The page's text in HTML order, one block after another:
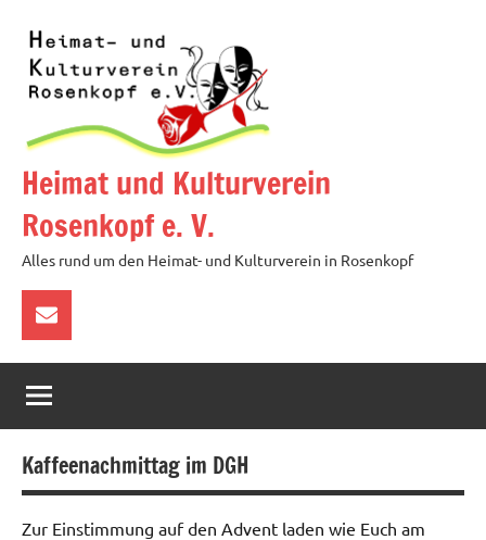
Inhalt
springen
Heimat und Kulturverein
Rosenkopf e. V.
Alles rund um den Heimat- und Kulturverein in Rosenkopf
über
E-
Mail
Kaffeenachmittag im DGH
Zur Einstimmung auf den Advent laden wie Euch am